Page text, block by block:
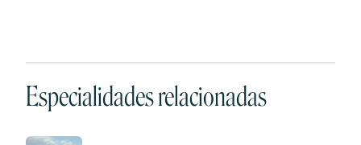
Especialidades relacionadas